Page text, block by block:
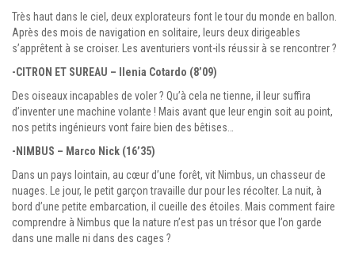
Très haut dans le ciel, deux explorateurs font le tour du monde en ballon.
Après des mois de navigation en solitaire, leurs deux dirigeables
s’apprêtent à se croiser. Les aventuriers vont-ils réussir à se rencontrer ?
-CITRON ET SUREAU – Ilenia Cotardo (8’09)
Des oiseaux incapables de voler ? Qu’à cela ne tienne, il leur suffira
d’inventer une machine volante ! Mais avant que leur engin soit au point,
nos petits ingénieurs vont faire bien des bêtises…
-NIMBUS – Marco Nick (16’35)
Dans un pays lointain, au cœur d’une forêt, vit Nimbus, un chasseur de
nuages. Le jour, le petit garçon travaille dur pour les récolter. La nuit, à
bord d’une petite embarcation, il cueille des étoiles. Mais comment faire
comprendre à Nimbus que la nature n’est pas un trésor que l’on garde
dans une malle ni dans des cages ?